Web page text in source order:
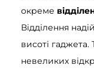
окреме
Відділення
висоті гаджета.
невеликих